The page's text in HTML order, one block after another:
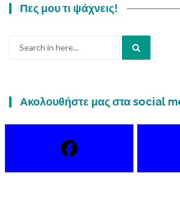
Πες μου τι ψάχνεις!
Ακολουθήστε μας στα social